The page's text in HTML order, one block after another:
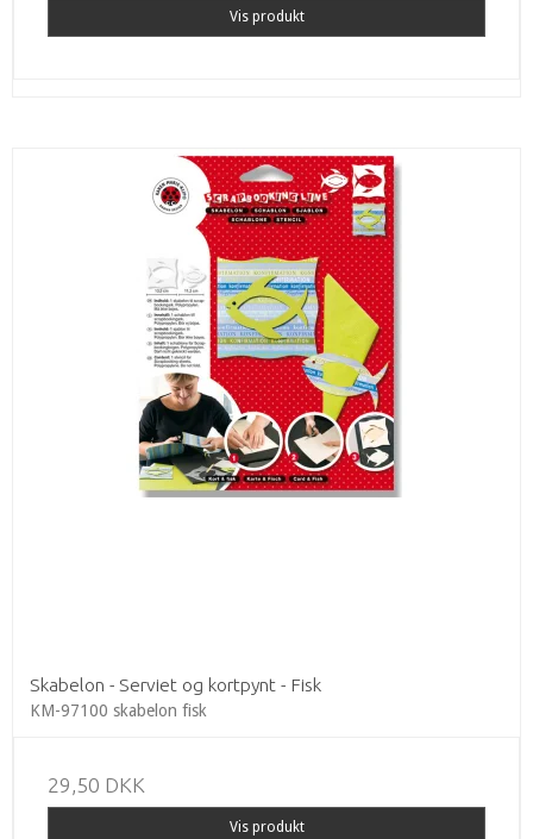
Vis produkt
Skabelon - Serviet og kortpynt - Fisk
KM-97100 skabelon fisk
29,50 DKK
Vis produkt